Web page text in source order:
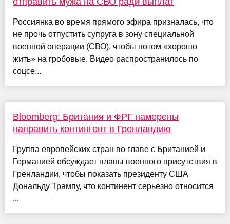
Россиянка во время прямого эфира призналась, что
не прочь отпустить супруга в зону специальной
военной операции (СВО), чтобы потом «хорошо
жить» на гробовые. Видео распространилось по
соцсе...
Bloomberg: Британия и ФРГ намерены
направить контингент в Гренландию
Группа европейских стран во главе с Британией и
Германией обсуждает планы военного присутствия в
Гренландии, чтобы показать президенту США
Дональду Трампу, что континент серьезно относится
...